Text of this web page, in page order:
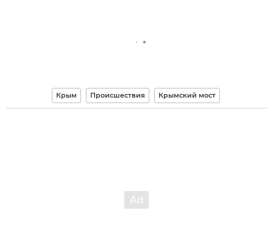
Крым Происшествия Крымский мост